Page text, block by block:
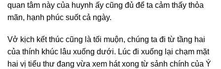
quan tâm này của huynh ấy cũng đủ để ta cảm thấy thỏa
mãn, hạnh phúc suốt cả ngày.
Vở kịch kết thúc cũng là tối muộn, chúng ta đi từ tầng hai
của thính khúc lâu xuống dưới. Lúc đi xuống lại chạm mặt
hai vị tiểu thư đang vừa xem hát xong từ sảnh chính của Ý